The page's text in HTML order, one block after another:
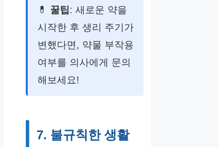
💊 꿀팁: 새로운 약을
시작한 후 생리 주기가
변했다면, 약물 부작용
여부를 의사에게 문의
해보세요!
7. 불규칙한 생활